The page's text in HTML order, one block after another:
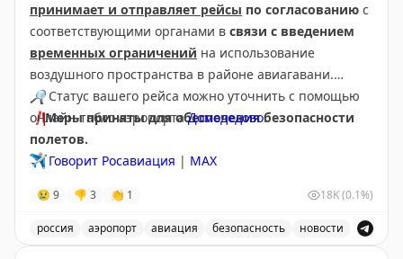
принимает и отправляет рейсы по согласованию с
соответствующими органами в связи с введением
временных ограничений на использование
воздушного пространства в районе авиагавани.
❗️Меры приняты для обеспечения безопасности
полетов.
🔎Статус вашего рейса можно уточнить с помощью
онлайн-табло аэропортаДомодедово.
✈️ Говорит Росавиация | МАХ
😢 9 👎 3 👏 1 18K(0.1%)
россия аэропорт авиация безопасность новости